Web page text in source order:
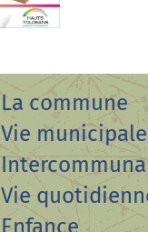
La commune
Vie municipale
Vie
Enfance